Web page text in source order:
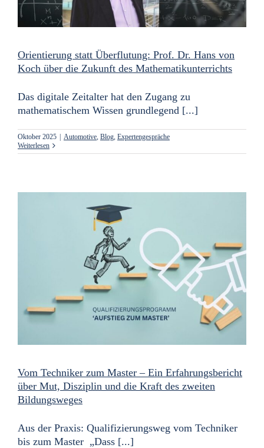
Orientierung statt Überflutung: Prof. Dr. Hans von
Koch über die Zukunft des Mathematikunterrichts
Das digitale Zeitalter hat den Zugang zu
mathematischem Wissen grundlegend [...]
Oktober 2025 Automotive, Blog, Expertengespräche
Weiterlesen
Vom Techniker zum Master – Ein Erfahrungsbericht
über Mut, Disziplin und die Kraft des zweiten
Bildungsweges
Aus der Praxis: Qualifizierungsweg vom Techniker
bis zum Master „Dass [...]